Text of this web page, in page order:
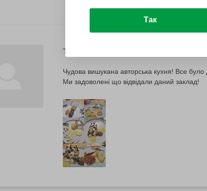
Тарас
Чудова вишукана авторська кухня! Все
Ми задоволені що відвідали даний заклад!
Так